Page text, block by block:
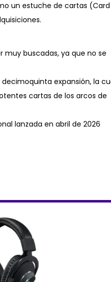
un estuche de cartas (Card
muy buscadas, ya que no se
expansión, la
cartas de los arcos de
lanzada en abril de 2026